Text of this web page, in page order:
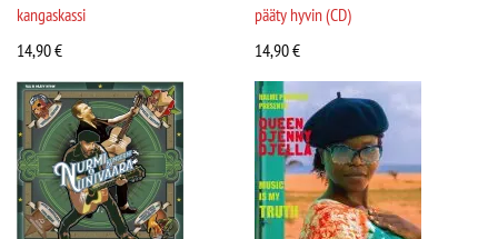
kangaskassi
14,90€
pääty hyvin (CD)
14,90€